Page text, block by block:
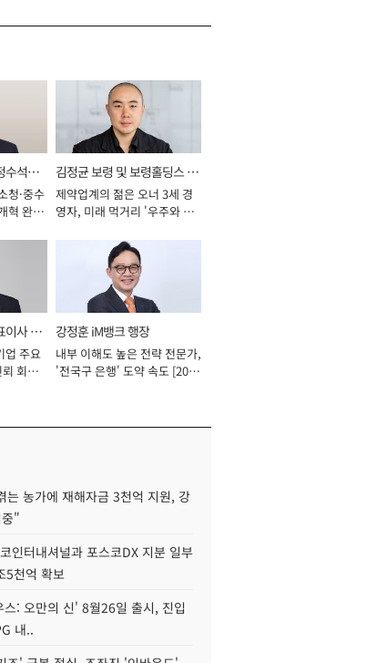
수석비
청·중수
혁 완수
김정균 보령 및 보령홀딩스 대
표이사 사장
제약업계의 젊은 오너 3세 경
영자, 미래 먹거리 '우주와 헬
이사 사
업 주요
회복
강정훈 iM뱅크 행장
내부 이해도 높은 전략 전문가,
'전국구 은행' 도약 속도 [2026
는 농가에 재해자금 3천억 지원, 강
"
인터내셔널과 포스코DX 지분 일부
5천억 확보
: 오만의 신' 8월26일 출시, 진입
내..